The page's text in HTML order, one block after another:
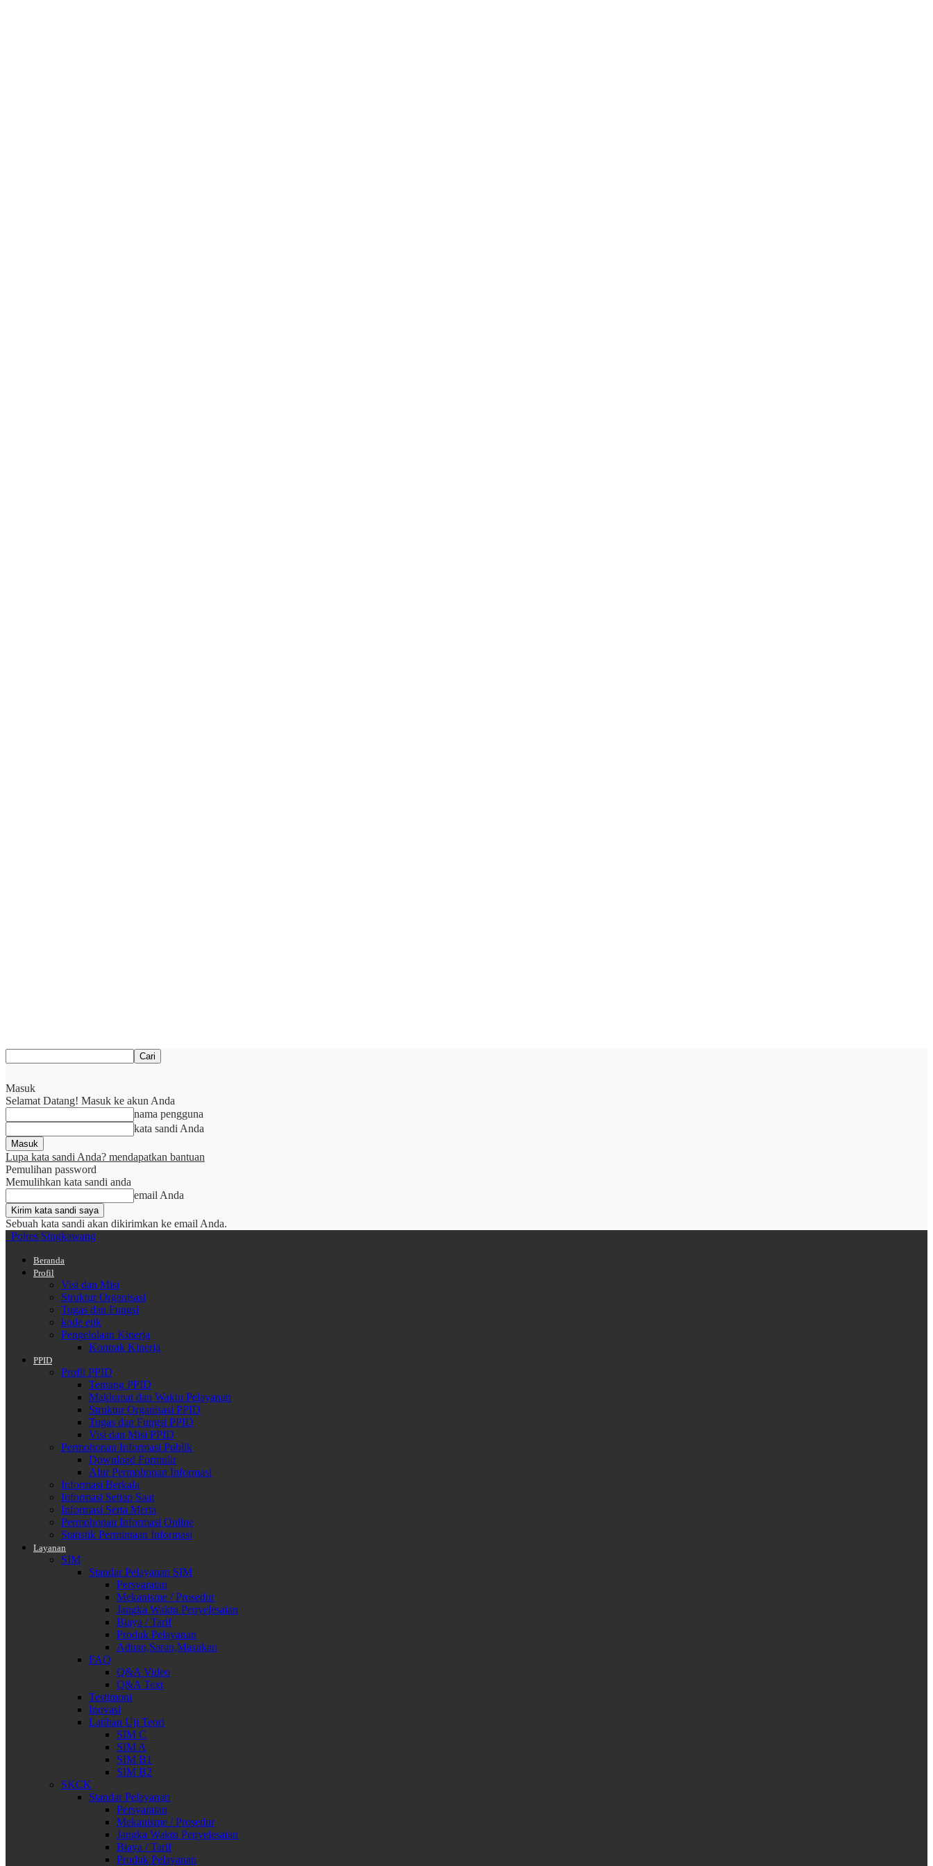
Masuk
Selamat Datang! Masuk ke akun Anda
nama pengguna
kata sandi Anda
Lupa kata sandi Anda? mendapatkan bantuan
Pemulihan password
Memulihkan kata sandi anda
email Anda
Sebuah kata sandi akan dikirimkan ke email Anda.
Polres Singkawang
Beranda
Profil
Visi dan Misi
Struktur Organisasi
Tugas dan Fungsi
kode etik
Pengelolaan Kinerja
Kontrak Kinerja
PPID
Profil PPID
Tentang PPID
Maklumat dan Waktu Pelayanan
Struktur Organisasi PPID
Tugas dan Fungsi PPID
Visi dan Misi PPID
Permohonan Informasi Publik
Download Formulir
Alur Permohonan Informasi
Informasi Berkala
Informasi Setiap Saat
Informasi Serta Merta
Permohonan Informasi Online
Statistik Permintaan Informasi
Layanan
SIM
Standar Pelayanan SIM
Persyaratan
Mekanisme / Prosedur
Jangka Waktu Penyelesaian
Biaya / Tarif
Produk Pelayanan
Aduan,Saran,Masukan
FAQ
Q&A Video
Q&A Text
Testimoni
Inovasi
Latihan Uji Teori
SIM C
SIM A
SIM B1
SIM B2
SKCK
Standar Pelayanan
Persyaratan
Mekanisme / Prosedur
Jangka Waktu Penyelesaian
Biaya / Tarif
Produk Pelayanan